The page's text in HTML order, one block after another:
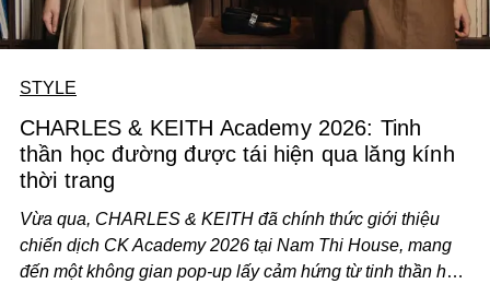
STYLE
CHARLES & KEITH Academy 2026: Tinh
thần học đường được tái hiện qua lăng kính
thời trang
Vừa qua, CHARLES & KEITH đã chính thức giới thiệu
chiến dịch CK Academy 2026 tại Nam Thi House, mang
đến một không gian pop-up lấy cảm hứng từ tinh thần học